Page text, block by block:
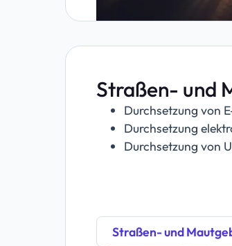
Straßen- und
Durchsetzung von
Durchsetzung
Durchsetzung von
Straßen- und